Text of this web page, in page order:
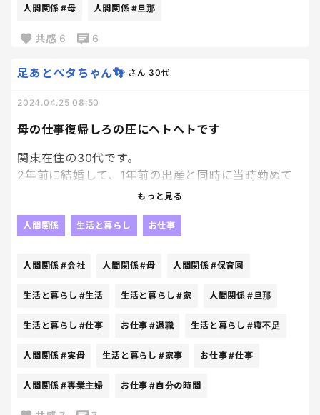
ちょっとは手伝ってよと思った時期もありましたが
義弟の嫁が義母に怒鳴るんです。
のことを大声で言います。
それを見てる義弟はボーとしてるだけで何も言いま
せん。
今日も怒鳴ってて義母もおどおどしてたので、私も堪
忍袋の緒が切れて、義弟の嫁に「そんな言い方はな
いで無言で部屋を出ていきました。
心配そうに見てる義母を見て、大人げない対応をと
させてもらいました。
人間関係 #母 人間関係 #旦那
共感 6 6
母の仕事復帰しろの圧にヘトヘトです
足あとペタちゃん👣 さん 30代
2024.04.25 08:50
関東在住の30代です。
2年前に結婚して、1年前の出産と同時に当時勤めて
1年間、専業主婦として育児と家事全般とあたふたな
れたのは本当に良かったし仕事をやめたことには後
てイライラとヘトヘトした時期もありました
最近ではありますが、実母からの「仕事に復帰し
もっと見る
人間関係 生活と暮らし お仕事
人間関係 #会社 人間関係#母 人間関係 #保育園
生活と暮らし #生活 生活と暮らし #家 人間関係 #旦那
生活と暮らし #仕事 お仕事 #退職 生活と暮らし #寝不足
人間関係 #実母 生活と暮らし #家事 お仕事#仕事
人間関係 #専業主婦 お仕事 #自分の時間